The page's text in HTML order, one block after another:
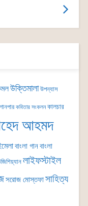
উক্তিমালা উপন্যাস
কবিতার সংকলন কালচার
আহমদ
বাংলা গানবাংলা
লাইফস্টাইল
সরোজ মোস্তফাসাহিত্য